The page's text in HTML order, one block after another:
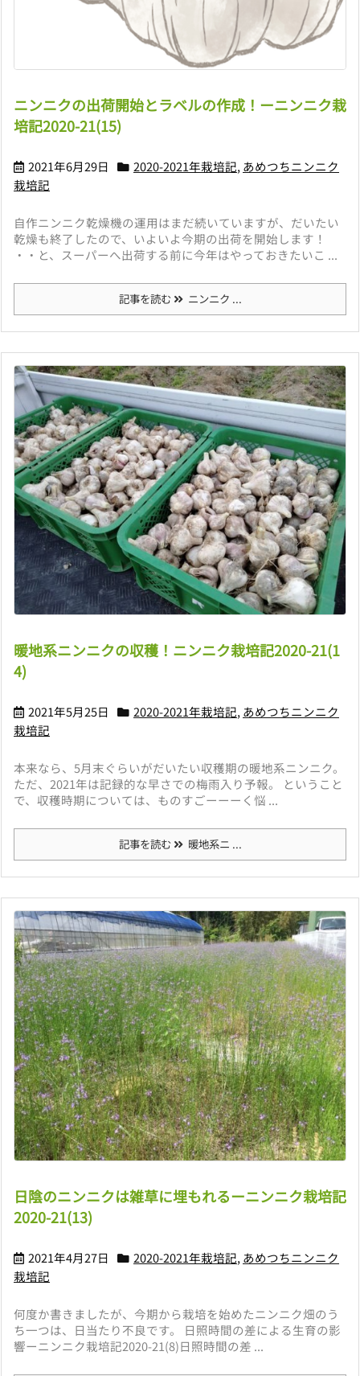
ニンニクの出荷開始とラベルの作成！ーニンニク栽
培記2020-21(15)
2021年6月29日 2020-2021年栽培記, あめつちニンニク
栽培記
自作ニンニク乾燥機の運用はまだ続いていますが、だいたい
乾燥も終了したので、いよいよ今期の出荷を開始します！
・・と、スーパーへ出荷する前に今年はやっておきたいこ ...
記事を読む ニンニク ...
暖地系ニンニクの収穫！ニンニク栽培記2020-21(1
4)
2021年5月25日 2020-2021年栽培記,あめつちニンニク
栽培記
本来なら、5月末ぐらいがだいたい収穫期の暖地系ニンニク。
ただ、2021年は記録的な早さでの梅雨入り予報。 ということ
で、収穫時期については、ものすごーーーく悩 ...
記事を読む 暖地系ニ ...
日陰のニンニクは雑草に埋もれるーニンニク栽培記
2020-21(13)
2021年4月27日 2020-2021年栽培記, あめつちニンニク
栽培記
何度か書きましたが、今期から栽培を始めたニンニク畑のう
ち一つは、日当たり不良です。 日照時間の差による生育の影
響ーニンニク栽培記2020-21(8)日照時間の差 ...